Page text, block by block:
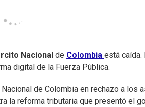
Nacional de Colombia está caída.
digital de la Fuerza Pública.
de Colombia en rechazo a los
la reforma tributaria que presentó el